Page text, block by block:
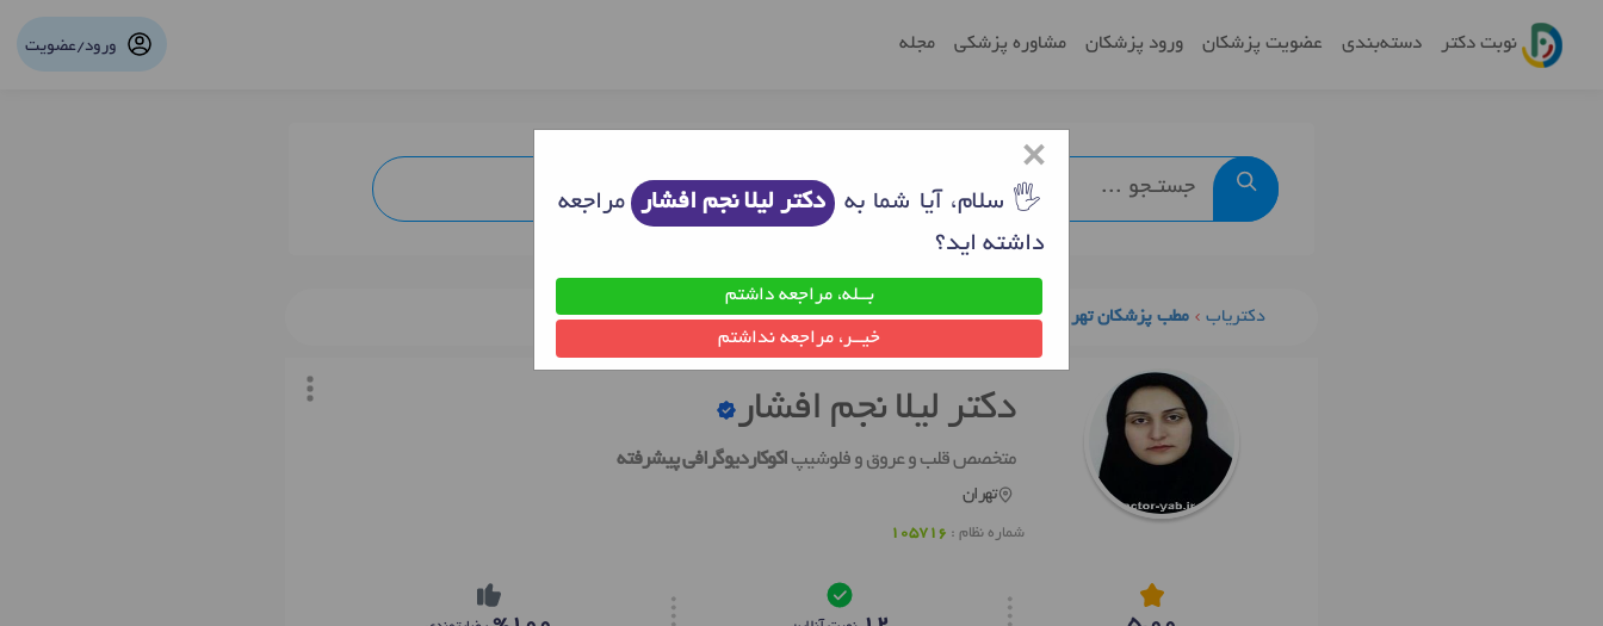
نوبت دکتر دسته‌بندی عضویت پزشکان ورود پزشکان مشاوره پزشکی مجله ورود/عضویت
دکتریاب مطب پزشکان تهران دکتر اکوکاردیوگرافی تهران دکتر لیلا نجم افشار
دکتر لیلا نجم افشار
متخصص قلب و عروق و فلوشیپ اکوکاردیوگرافی پیشرفته
تهران
شماره نظام : 105716
×
🖐 سلام، آیا شما به دکتر لیلا نجم افشار مراجعه
داشته اید؟
بــله، مراجعه داشتم
خیــر، مراجعه نداشتم